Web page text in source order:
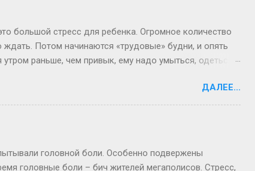
большой стресс для ребенка. Огромное количество
Потом начинаются «трудовые» будни, и опять
раньше, чем привык, ему надо умыться, одеться,
«Дорогой, ты так долго одеваешься по утрам, что мы
на работу. Что ты можешь предложить, чтобы
находят выход из положения, причем
обязанностей и повесить на двери комнаты или
сказать: «А я забыл», иначе вы окажетесь опять
ДАЛЕЕ...
головной боли. Особенно подвержены
головные боли – бич жителей мегаполисов. Стресс,